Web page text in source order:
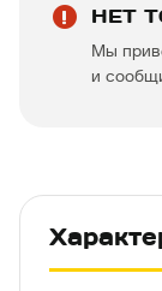
НЕТ
Мы
и